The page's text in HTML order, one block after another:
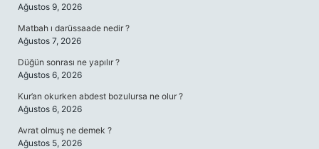
Ağustos 9, 2026
Matbah ı darüssaade nedir ?
Ağustos 7, 2026
Düğün sonrası ne yapılır ?
Ağustos 6, 2026
Kur’an okurken abdest bozulursa ne olur ?
Ağustos 6, 2026
Avrat olmuş ne demek ?
Ağustos 5, 2026